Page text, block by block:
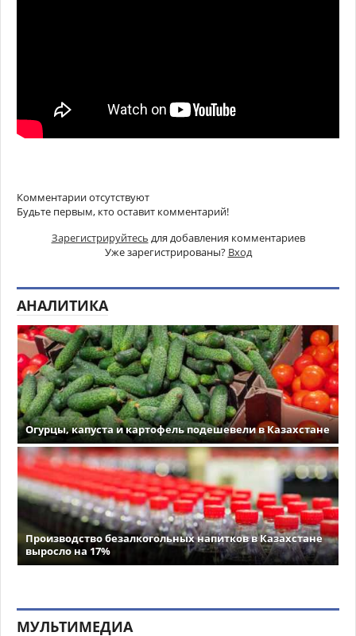
Комментарии отсутствуют
Будьте первым, кто оставит комментарий!
Зарегистрируйтесь для добавления комментариев
Уже зарегистрированы? Вход
АНАЛИТИКА
Огурцы, капуста и картофель подешевели в Казахстане
Производство безалкогольных напитков в Казахстане
выросло на 17%
МУЛЬТИМЕДИА